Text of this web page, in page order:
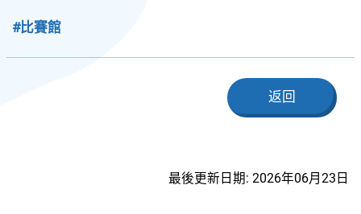
#比賽館
返回
最後更新日期: 2026年06月23日